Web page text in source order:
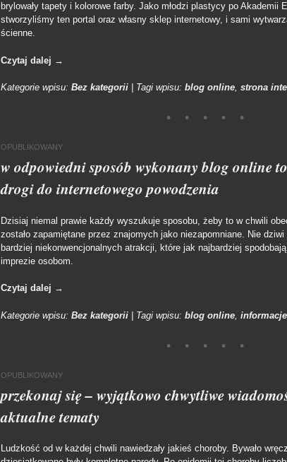
brylowały tapety i kolorowe farby. Jako młodzi plastycy po Akademii
stworzyliśmy ten portal oraz własny sklep internetowy, i sami
ścienne.
Czytaj dalej →
Kategorie wpisu: Bez kategorii Tagi wpisu: blog online, strona
OPUBLIKOWANY
w odpowiedni sposób wykonany blog online
drogi do internetowego powodzenia
Dzisiaj niemal prawie każdy wyszukuje sposobu, żeby to w chwili
zostało zapamiętane przez znajomych jako niezapomniane. Nie
bardziej niekonwencjonalnych atrakcji, które jak najbardziej
imprezie osobom.
Czytaj dalej →
Kategorie wpisu: Bez kategorii | Tagi wpisu: blog online informacje
OPUBLIKOWANY
przekonaj się – wyjątkowo chwytliwe
aktualne tematy
Ludzkość od w każdej chwili nawiedzały jakieś choroby. Bywało